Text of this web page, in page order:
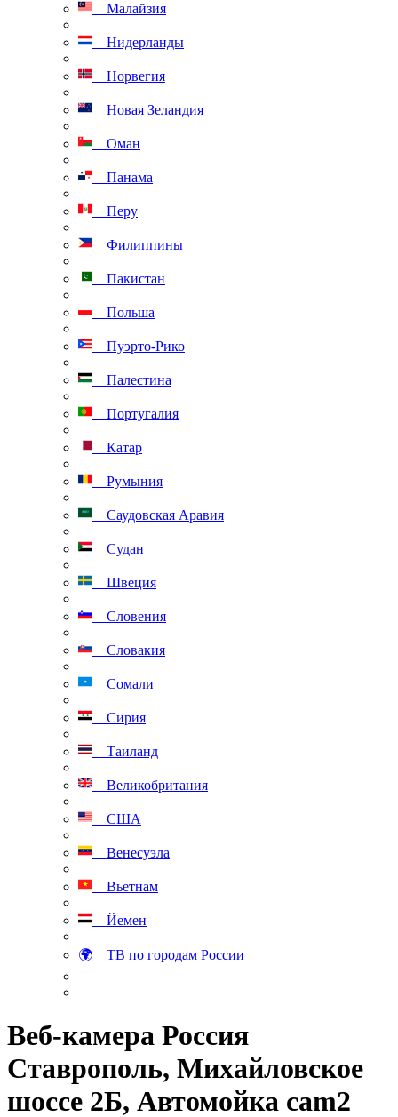
Малайзия
Нидерланды
Норвегия
Новая Зеландия
Оман
Панама
Перу
Филиппины
Пакистан
Польша
Пуэрто-Рико
Палестина
Португалия
Катар
Румыния
Саудовская Аравия
Судан
Швеция
Словения
Словакия
Сомали
Сирия
Таиланд
Великобритания
США
Венесуэла
Вьетнам
Йемен
🌍 ТВ по городам России
Веб-камера Россия
Ставрополь, Михайловское
шоссе 2Б, Автомойка cam2